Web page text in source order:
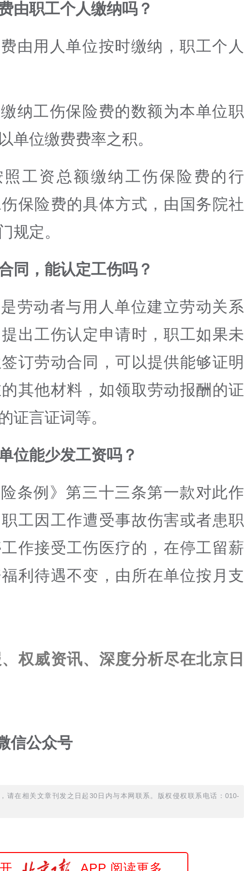
由职工个人缴纳吗？
由用人单位按时缴纳，职工个人
纳工伤保险费的数额为本单位职
单位缴费费率之积。
照工资总额缴纳工伤保险费的行
保险费的具体方式，由国务院社
规定。
同，能认定工伤吗？
劳动者与用人单位建立劳动关系
出工伤认定申请时，职工如果未
订劳动合同，可以提供能够证明
其他材料，如领取劳动报酬的证
证言证词等。
位能少发工资吗？
险条例》第三十三条第一款对此作
工因工作遭受事故伤害或者患职
作接受工伤医疗的，在停工留薪
利待遇不变，由所在单位按月支
权威资讯、深度分析尽在北京日
信公众号
请在相关文章刊发之日起30日内与本网联系。版权侵权联系电话：010-
APP 阅读更多